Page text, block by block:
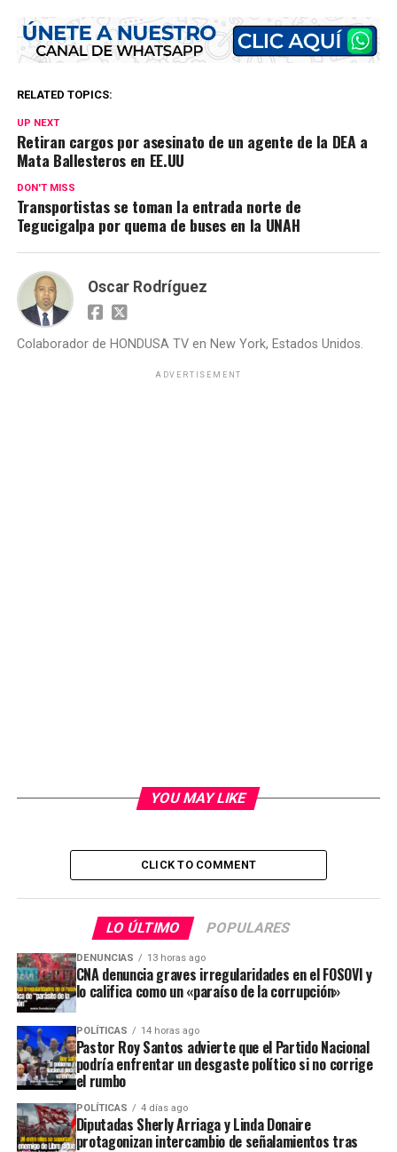
RELATED TOPICS:
UP NEXT
Retiran cargos por asesinato de un agente de la DEA a
Mata Ballesteros en EE.UU
DON'T MISS
Transportistas se toman la entrada norte de
Tegucigalpa por quema de buses en la UNAH
Oscar Rodríguez
Colaborador de HONDUSA TV en New York, Estados Unidos.
ADVERTISEMENT
YOU MAY LIKE
CLICK TO COMMENT
LO ÚLTIMO POPULARES
DENUNCIAS 13 horas ago
CNA denuncia graves irregularidades en el FOSOVI y
lo califica como un «paraíso de la corrupción»
POLÍTICAS 14 horas ago
Pastor Roy Santos advierte que el Partido Nacional
podría enfrentar un desgaste político si no corrige
el rumbo
POLÍTICAS 4 días ago
Diputadas Sherly Arriaga y Linda Donaire
protagonizan intercambio de señalamientos tras